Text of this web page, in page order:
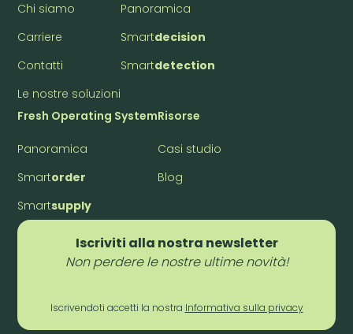
Chi siamo
Carriere
Contatti
Le nostre soluzioni
Panoramica
Smartdecision
Smartdetection
Fresh Operating System
Panoramica
Smartorder
Smartsupply
Risorse
Casi studio
Blog
Iscriviti alla nostra newsletter
Non perdere le nostre ultime novità!
Iscrivendoti accetti la nostra Informativa sulla privacy